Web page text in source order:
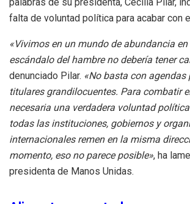
falta de voluntad política para acabar con
«Vivimos en un mundo de abundancia en
escándalo del hambre no debería tener
denunciado Pilar. «No basta con
titulares grandilocuentes. Para combatir
necesaria una verdadera voluntad
todas las instituciones, gobiernos y
internacionales remen en la misma
momento, eso no parece posible», ha
presidenta de Manos Unidas.